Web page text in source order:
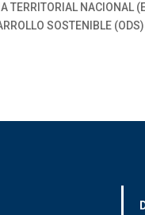
TERRITORIAL NACIONAL
SOSTENIBLE (ODS)